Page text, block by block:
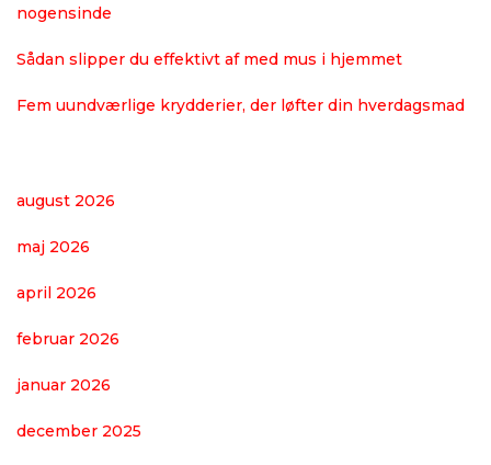
nogensinde
Sådan slipper du effektivt af med mus i hjemmet
Fem uundværlige krydderier, der løfter din hverdagsmad
august 2026
maj 2026
april 2026
februar 2026
januar 2026
december 2025